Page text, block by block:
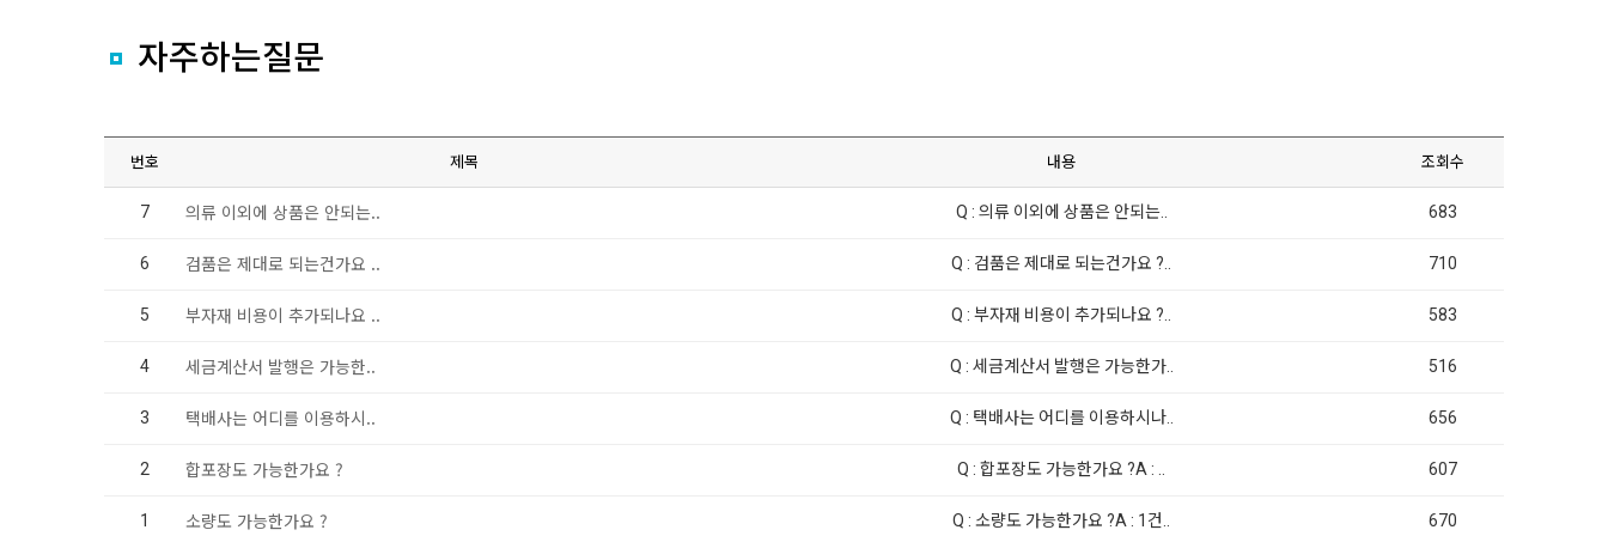
자주하는질문
번호 제목 내용 조회수
7 의류 이외에 상품은 안되는.. Q : 의류 이외에 상품은 안되는.. 683
6 검품은 제대로 되는건가요 .. Q : 검품은 제대로 되는건가요 ?.. 710
5 부자재 비용이 추가되나요 .. Q : 부자재 비용이 추가되나요 ?.. 583
4 세금계산서 발행은 가능한.. Q : 세금계산서 발행은 가능한가.. 516
3 택배사는 어디를 이용하시.. Q : 택배사는 어디를 이용하시나.. 656
2 합포장도 가능한가요 ? Q : 합포장도 가능한가요 ?A : .. 607
1 소량도 가능한가요 ? Q : 소량도 가능한가요 ?A : 1건.. 670